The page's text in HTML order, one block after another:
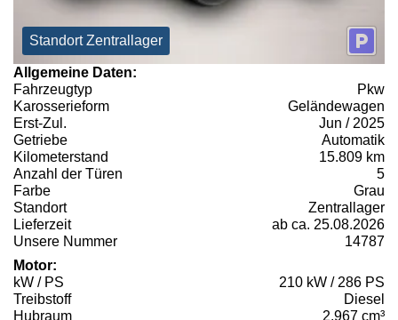
Standort Zentrallager
Allgemeine Daten:
Fahrzeugtyp
Pkw
Karosserieform
Geländewagen
Erst-Zul.
Jun / 2025
Getriebe
Automatik
Kilometerstand
15.809 km
Anzahl der Türen
5
Farbe
Grau
Standort
Zentrallager
Lieferzeit
ab ca. 25.08.2026
Unsere Nummer
14787
Motor:
kW / PS
210 kW / 286 PS
Treibstoff
Diesel
Hubraum
2.967 cm³